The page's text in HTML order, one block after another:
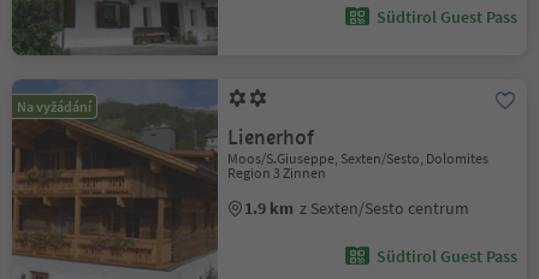
Südtirol Guest Pass
Na vyžádání
Lienerhof
Moos/S.Giuseppe, Sexten/Sesto, Dolomites
Region 3 Zinnen
1.9 km z Sexten/Sesto centrum
Südtirol Guest Pass